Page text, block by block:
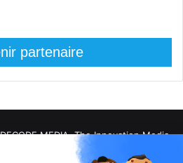
partenaire
DECODE MEDIA, The Innovation Media
All Rights Reserved